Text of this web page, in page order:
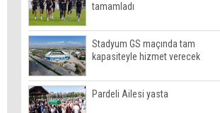
tamamladı
Stadyum GS maçında tam
kapasiteyle hizmet verecek
Pardeli Ailesi yasta